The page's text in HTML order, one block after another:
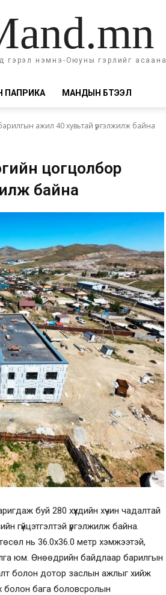
гэрэл нэмнэ-Оюуны гэрлийг асаана
ПАПРИКА МАНДЫН БҮТЭЭЛ
ажил 40 хувьтай үргэлжилж байна
цогцолбор
байна
буй 280 хүүхдийн хүчин чадалтай
гүйцэтгэлтэй үргэлжилж байна.
нь 36.0х36.0 метр хэмжээтэй,
юм. Өнөөдрийн байдлаар барилгын
болон дотор заслын ажлыг хийж
болон бага боловсролын